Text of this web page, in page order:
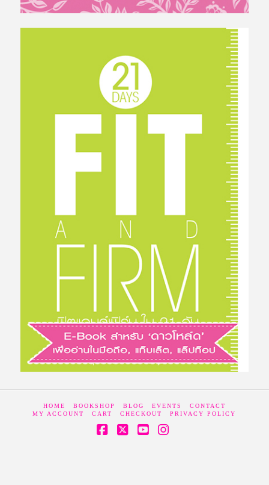
HOME BOOKSHOP BLOG EVENTS
CONTACT
MY ACCOUNT
CART CHECKOUT PRIVACY POLICY